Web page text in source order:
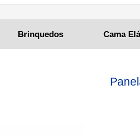
Brinquedos Cama